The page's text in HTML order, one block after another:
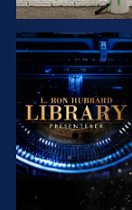
UTFORSK
SERIEN